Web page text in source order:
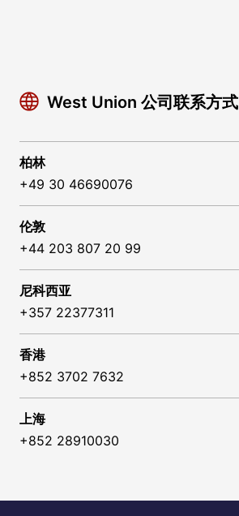
West Union 公司联系方式
柏林
+49 30 46690076
伦敦
+44 203 807 20 99
尼科西亚
+357 22377311
香港
+852 3702 7632
上海
+852 28910030